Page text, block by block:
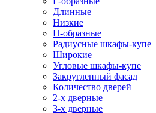
Длинные
Низкие
П-образные
Радиусные шкафы-купе
Широкие
Угловые шкафы-купе
Закругленный фасад
Количество дверей
2-х дверные
3-х дверные